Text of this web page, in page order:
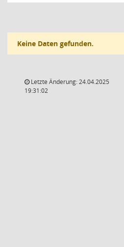
Keine Daten gefunden.
Letzte Änderung: 24.04.2025
19:31:02